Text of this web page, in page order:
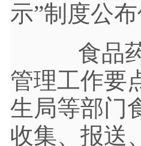
示”制度公
食品药
管理工作要
生局等部门
收集、报送